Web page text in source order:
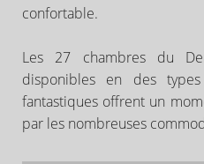
SCOTT
confortable.
Les 27 chambres du
disponibles en des
fantastiques offrent un
par les nombreuses